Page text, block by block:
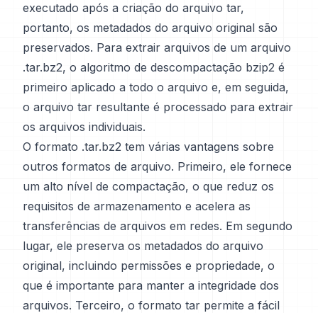
executado após a criação do arquivo tar,
portanto, os metadados do arquivo original são
preservados. Para extrair arquivos de um arquivo
.tar.bz2, o algoritmo de descompactação bzip2 é
primeiro aplicado a todo o arquivo e, em seguida,
o arquivo tar resultante é processado para extrair
os arquivos individuais.
O formato .tar.bz2 tem várias vantagens sobre
outros formatos de arquivo. Primeiro, ele fornece
um alto nível de compactação, o que reduz os
requisitos de armazenamento e acelera as
transferências de arquivos em redes. Em segundo
lugar, ele preserva os metadados do arquivo
original, incluindo permissões e propriedade, o
que é importante para manter a integridade dos
arquivos. Terceiro, o formato tar permite a fácil